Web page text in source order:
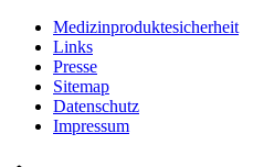
Medizinproduktesicherheit
Links
Presse
Sitemap
Datenschutz
Impressum